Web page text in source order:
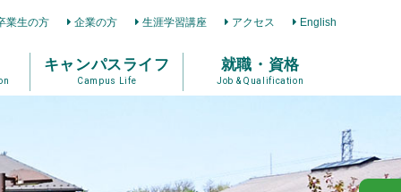
業生の方 企業の方 生涯学習講座 アクセス English
キャンパスライフ
Campus Life
就職・資格
Job & Qualification